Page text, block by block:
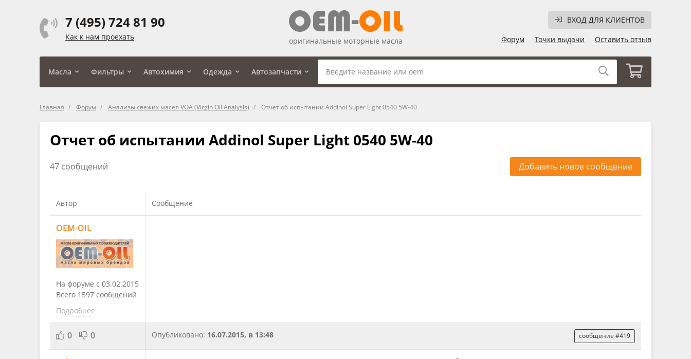
7 (495) 724 81 90
Как к нам проехать
ВХОД ДЛЯ КЛИЕНТОВ
Форум
Точки выдачи Оставить отзыв
оригинальные моторные масла
Масла Фильтры Автохимия Одежда Автозапчасти
Главная Форум Анализы свежих масел VOA (Virgin Oil Analysis) Отчет об испытании Addinol Super Light 0540 5W-40
Отчет об испытании Addinol Super Light 0540 5W-40
47 сообщений Добавить новое сообщение
Автор Сообщение
OEM-OIL
На форуме с 03.02.2015
Всего 1597 сообщений
Подробнее
0 0 Опубликовано: 16.07.2015, в 13:48 сообщение #419